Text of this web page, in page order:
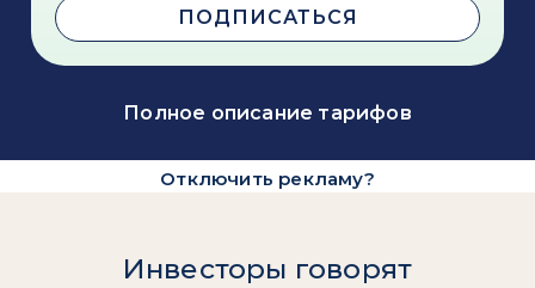
ПОДПИСАТЬСЯ
Полное описание тарифов
Отключить рекламу?
Инвесторы говорят